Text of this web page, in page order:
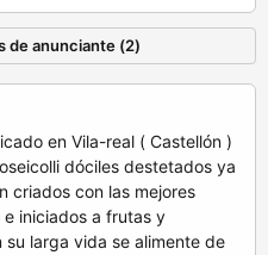
de anunciante (2)
en Vila-real ( Castellón )
dóciles destetados ya
criados con las mejores
iniciados a frutas y
larga vida se alimente de